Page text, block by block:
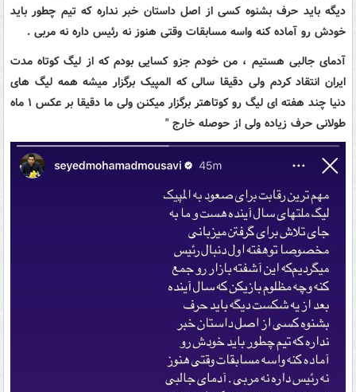
دیگه باید حرف بشنوه کسی از اصل داستان خبر نداره که تیم چطور باید
خودش رو آماده کنه واسه مسابقات وقتی هنوز نه رئیس داره نه مربی .
آدمای جالبی هستیم ، من خودم جزو کسایی بودم که از لیگ کوتاه مدت
ایران انتقاد کردم ولی دقیقا سالی که المپیک برگزار میشه همه لیگ های
دنیا چند هفته ای لیگ رو کوتاهتر برگزار میکنن ولی ما دقیقا بر عکس ۱ ماه
طولانی حرف زیاده ولی از حوصله خارج "